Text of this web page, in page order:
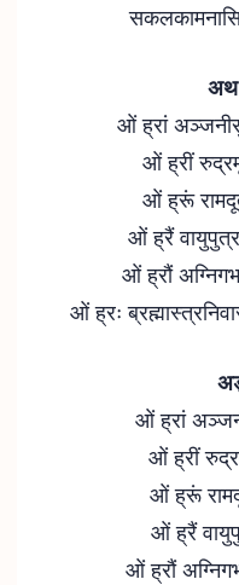
अथ
ओं ह्रां
ओं ह्रीं
ओं ह्रूं
ओं ह्रैं
ओं ह्रौं
ओं ह्रः
ओं ह्रां
ओं ह्रीं
ओं ह्रूं
ओं ह्रैं
ओं ह्रौं